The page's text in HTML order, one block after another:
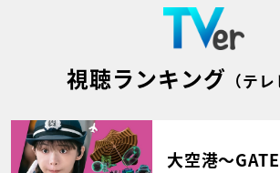
視聴ランキング （テ
大空港～